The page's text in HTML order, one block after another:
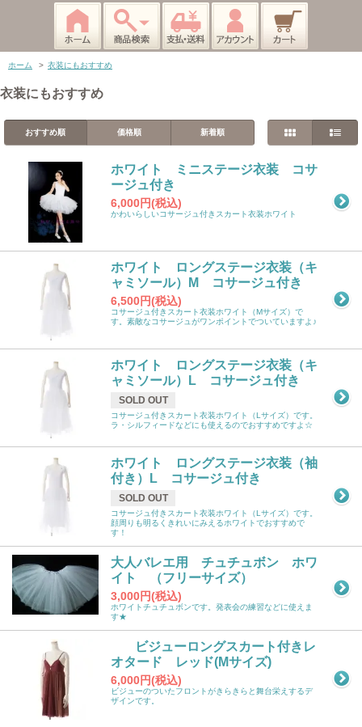
ホーム > 衣装にもおすすめ
衣装にもおすすめ
おすすめ順 価格順 新着順
ホワイト ミニステージ衣装 コサ
ージュ付き
6,000円(税込)
かわいらしいコサージュ付きスカート衣装ホワイト
ホワイト ロングステージ衣装（キ
ャミソール）M コサージュ付き
6,500円(税込)
コサージュ付きスカート衣装ホワイト（Mサイズ）で
す。素敵なコサージュがワンポイントでついていますよ♪
ホワイト ロングステージ衣装（キ
ャミソール）L コサージュ付き
SOLD OUT
コサージュ付きスカート衣装ホワイト（Lサイズ）です。
ラ・シルフィードなどにも使えるのでおすすめですよ☆
ホワイト ロングステージ衣装（袖
付き）L コサージュ付き
SOLD OUT
コサージュ付きスカート衣装ホワイト（Lサイズ）です。
顔周りも明るくきれいにみえるホワイトでおすすめで
す！
大人バレエ用 チュチュボン ホワ
イト （フリーサイズ）
3,000円(税込)
ホワイトチュチュボンです。発表会の練習などに使えま
す★
ビジューロングスカート付きレ
オタード レッド(Mサイズ)
6,000円(税込)
ビジューのついたフロントがきらきらと舞台栄えするデ
ザインです。